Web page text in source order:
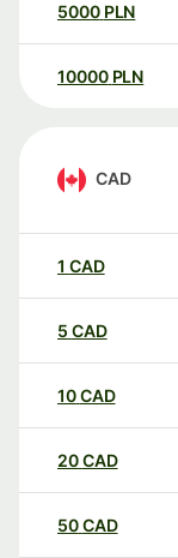
5000 PLN
10000 PLN
CAD
1 CAD
5 CAD
10CAD
20CAD
50CAD